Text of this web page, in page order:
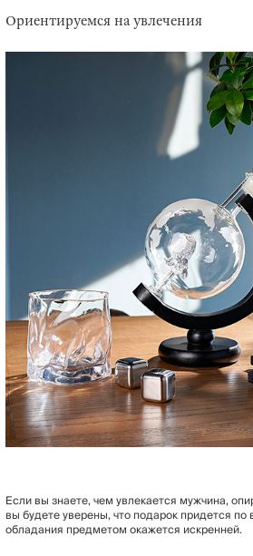
Ориентируемся на увлечения
Если вы знаете, чем увлекается мужчина,
вы будете уверены, что подарок придется по
обладания предметом окажется искренней.